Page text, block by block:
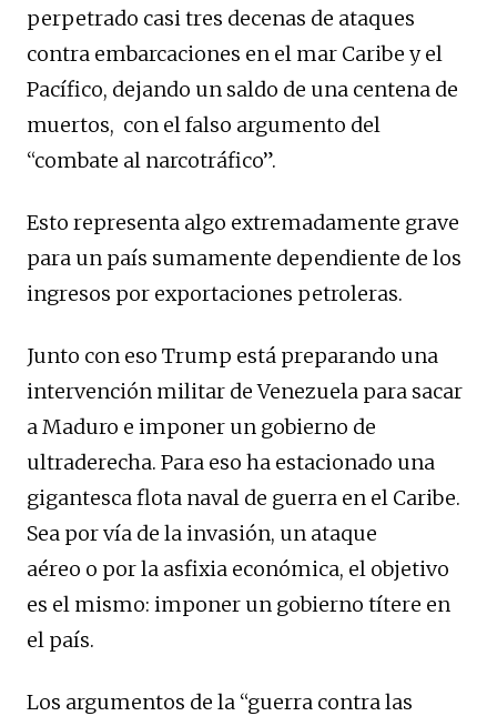
perpetrado casi tres decenas de ataques
contra embarcaciones en el mar Caribe y el
Pacífico, dejando un saldo de una centena de
muertos, con el falso argumento del
“combate al narcotráfico”.
Esto representa algo extremadamente grave
para un país sumamente dependiente de los
ingresos por exportaciones petroleras.
Junto con eso Trump está preparando una
intervención militar de Venezuela para sacar
a Maduro e imponer un gobierno de
ultraderecha. Para eso ha estacionado una
gigantesca flota naval de guerra en el Caribe.
Sea por vía de la invasión, un ataque
aéreo o por la asfixia económica, el objetivo
es el mismo: imponer un gobierno títere en
el país.
Los argumentos de la “guerra contra las